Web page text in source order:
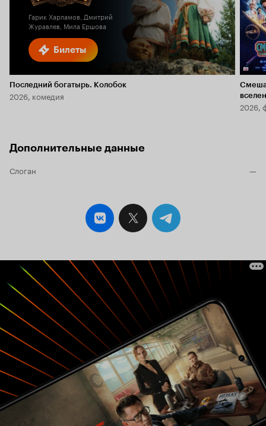
Билеты
Гарик Харламов, Дмитрий
Журавлев, Мила Ершова
Последний богатырь. Колобок
2026, комедия
2026,
Дополнительные данные
Слоган —